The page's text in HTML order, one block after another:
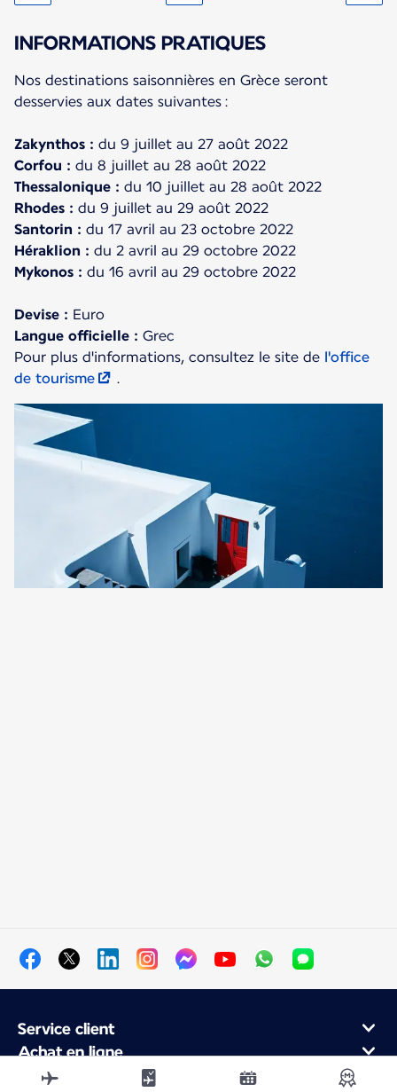
INFORMATIONS PRATIQUES
Nos destinations saisonnières en Grèce seront
desservies aux dates suivantes :
Zakynthos :
Corfou :
Thessalonique :
Rhodes :
Santorin :
Héraklion :
Mykonos : du 16 avril au 29 octobre 2022
Devise :
Langue officielle : Grec
Pour plus d'informations, consultez le site de l'office
de tourisme
.
Service client
Achat en ligne
Programme de fidélité et partenaires